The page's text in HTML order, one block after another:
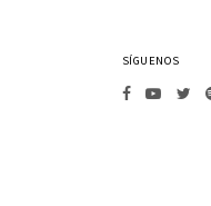
SÍGUENOS